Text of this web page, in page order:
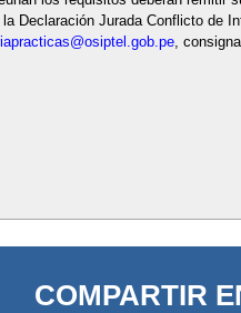
Declaración Jurada Conflicto de
,
COMPARTIR